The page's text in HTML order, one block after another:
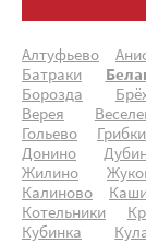
Алтуфьево
Батраки
Борозда
Верея
Гольево
Грибки
Донино
Жилино
Калиново
Котельники
Кубинка